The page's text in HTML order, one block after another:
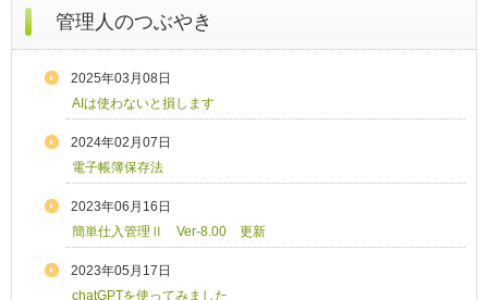
管理人のつぶやき
2025年03月08日
AIは使わないと損します
2024年02月07日
電子帳簿保存法
2023年06月16日
簡単仕入管理Ⅱ Ver-8.00 更新
2023年05月17日
chatGPTを使ってみました